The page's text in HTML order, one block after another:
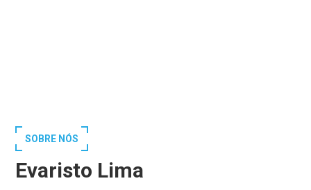
SOBRE NÓS
Evaristo Lima